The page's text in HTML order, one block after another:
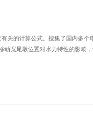
关的计算公式。搜集了国内多个
宽尾墩位置对水力特性的影响